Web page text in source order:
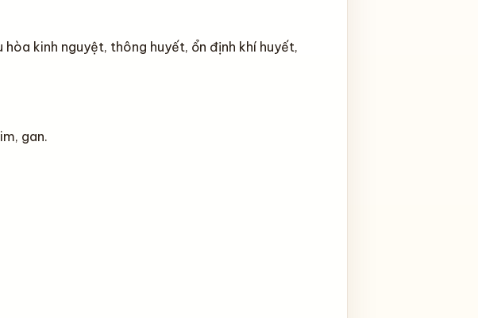
kinh nguyệt, thông huyết, ổn định khí huyết,
gan.